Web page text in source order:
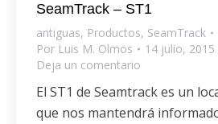
SeamTrack – ST1
antiguas, Productos, SeamTrack
Por Luis M. Olmos
14 julio, 2015
Deja un comentario
El ST1 de Seamtrack es un
que nos mantendrá